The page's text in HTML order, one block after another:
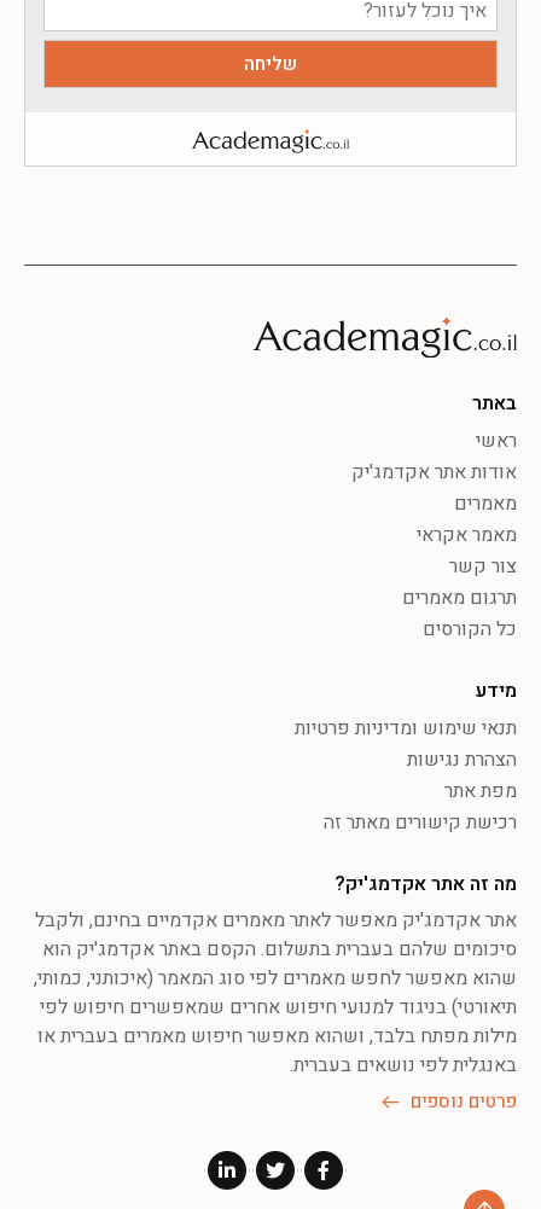
באתר
ראשי
אודות אתר אקדמג'יק
מאמרים
מאמר אקראי
צור קשר
תרגום מאמרים
כל הקורסים
מידע
תנאי שימוש ומדיניות פרטיות
הצהרת נגישות
מפת אתר
רכישת קישורים מאתר זה
מה זה אתר אקדמג'יק?
אתר אקדמג'יק מאפשר לאתר מאמרים אקדמיים בחינם, ולקבל
סיכומים שלהם בעברית בתשלום. הקסם באתר אקדמג'יק הוא
שהוא מאפשר לחפש מאמרים לפי סוג המאמר (איכותני, כמותי,
תיאורטי) בניגוד למנועי חיפוש אחרים שמאפשרים חיפוש לפי
מילות מפתח בלבד, ושהוא מאפשר חיפוש מאמרים בעברית או
באנגלית לפי נושאים בעברית.
פרטים נוספים